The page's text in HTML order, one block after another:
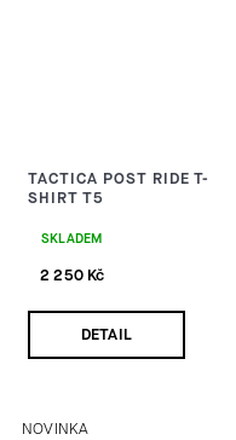
TACTICA POST RIDE T-
SHIRT T5
SKLADEM
2 250 Kč
DETAIL
NOVINKA